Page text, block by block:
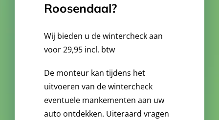
Roosendaal?
Wij bieden u de wintercheck aan
voor 29,95 incl. btw
De monteur kan tijdens het
uitvoeren van de wintercheck
eventuele mankementen aan uw
auto ontdekken. Uiteraard vragen